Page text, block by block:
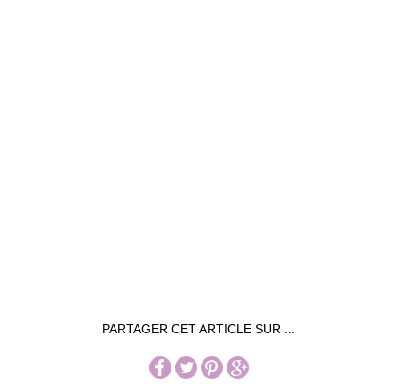
PARTAGER CET ARTICLE SUR ...